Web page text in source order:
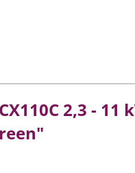
2,3 - 11